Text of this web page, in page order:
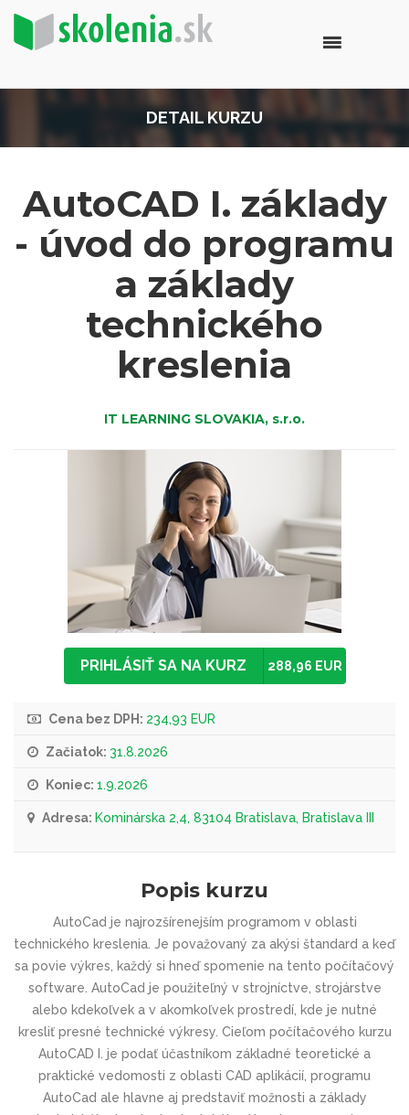
DETAIL KURZU
AutoCAD I. základy
- úvod do programu
a základy
technického
kreslenia
IT LEARNING SLOVAKIA, s.r.o.
PRIHLÁSIŤ SA NA KURZ 288,96 EUR
Cena bez DPH: 234,93 EUR
Začiatok: 31.8.2026
Koniec: 1.9.2026
Adresa: Kominárska 2,4, 83104 Bratislava, Bratislava III
Popis kurzu
AutoCad je najrozšírenejším programom v oblasti
technického kreslenia. Je považovaný za akýsi štandard a keď
sa povie výkres, každý si hneď spomenie na tento počítačový
software. AutoCad je použiteľný v strojníctve, strojárstve
alebo kdekoľvek a v akomkoľvek prostredí, kde je nutné
kresliť presné technické výkresy. Cieľom počítačového kurzu
AutoCAD I. je podať účastníkom základné teoretické a
praktické vedomosti z oblasti CAD aplikácií, programu
AutoCad ale hlavne aj predstaviť možnosti a základy